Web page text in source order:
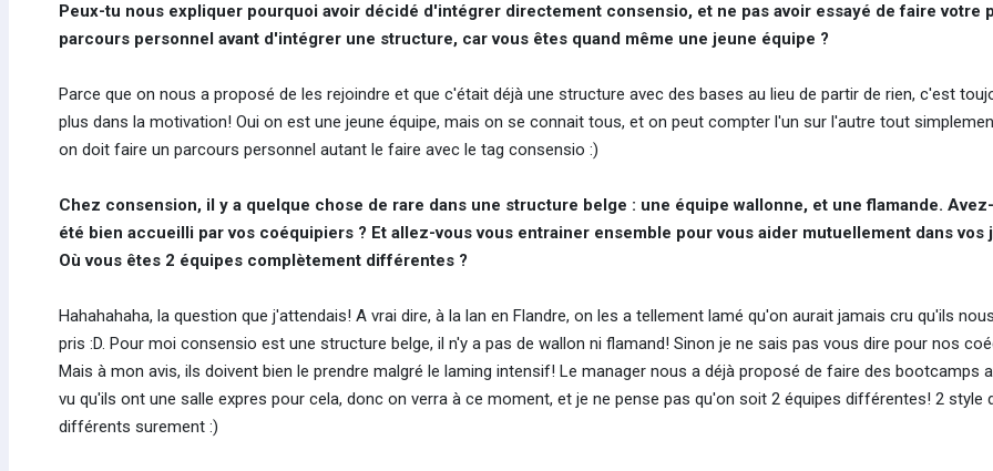
Peux-tu nous expliquer pourquoi avoir décidé d'intégrer directement consensio, et ne pas avoir essayé de faire votre
parcours personnel avant d'intégrer une structure, car vous êtes quand même une jeune équipe ?
Parce que on nous a proposé de les rejoindre et que c'était déjà une structure avec des bases au lieu de partir de rien, c'est
plus dans la motivation! Oui on est une jeune équipe, mais on se connait tous, et on peut compter l'un sur l'autre tout
on doit faire un parcours personnel autant le faire avec le tag consensio :)
Chez consension, il y a quelque chose de rare dans une structure belge : une équipe wallonne, et une flamande.
été bien accueilli par vos coéquipiers ? Et allez-vous vous entrainer ensemble pour vous aider mutuellement dans vos
Où vous êtes 2 équipes complètement différentes ?
Hahahahaha, la question que j'attendais! A vrai dire, à la lan en Flandre, on les a tellement lamé qu'on aurait jamais cru qu'ils
pris :D. Pour moi consensio est une structure belge, il n'y a pas de wallon ni flamand! Sinon je ne sais pas vous dire pour nos
Mais à mon avis, ils doivent bien le prendre malgré le laming intensif! Le manager nous a déjà proposé de faire des bootcamps
vu qu'ils ont une salle expres pour cela, donc on verra à ce moment, et je ne pense pas qu'on soit 2 équipes différentes! 2 style
différents surement :)